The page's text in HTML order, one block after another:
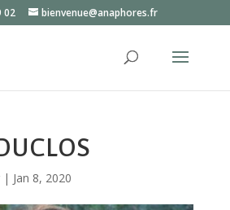
02 bienvenue@anaphores.fr
| Jan 8, 2020